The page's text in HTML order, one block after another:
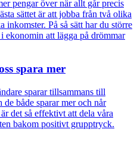
pengar över när allt går precis
sättet är att jobba från två olika
inkomster. På så sätt har du större
ekonomin att lägga på drömmar
spara mer
sparar tillsammans till
de både sparar mer och når
det så effektivt att dela våra
bakom positivt grupptryck.